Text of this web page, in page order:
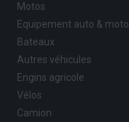
Motos
Equipement auto & moto
Bateaux
Autres véhicules
Engins agricole
Vélos
Camion